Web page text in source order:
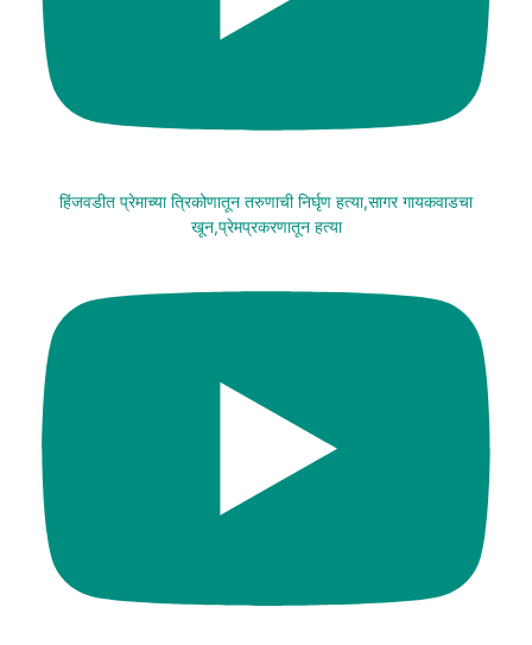
हिंजवडीत प्रेमाच्या त्रिकोणातून तरुणाची निर्घृण हत्या,सागर गायकवाडचा
खून,प्रेमप्रकरणातून हत्या